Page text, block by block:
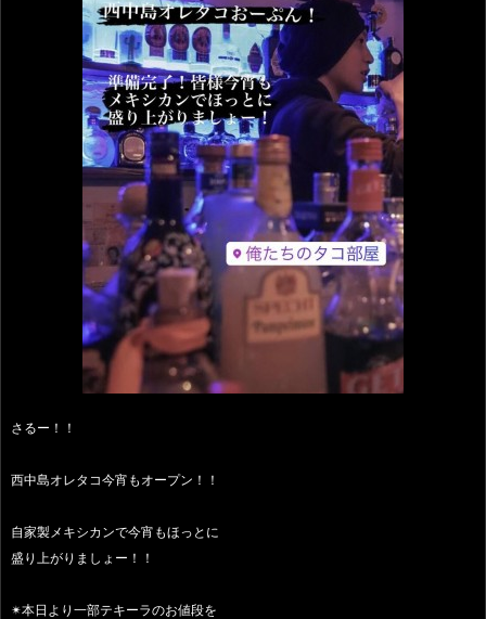
さるー！！
西中島オレタコ今宵もオープン！！
自家製メキシカンで今宵もほっとに
盛り上がりましょー！！
✴︎本日より一部テキーラのお値段を